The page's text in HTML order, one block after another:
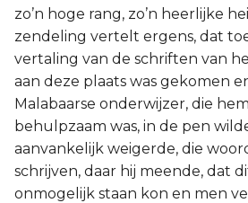
zo’n hoge rang, zo’n heerlijke
zendeling vertelt ergens, dat
vertaling van de schriften van
aan deze plaats was gekomen
Malabaarse onderwijzer, die
behulpzaam was, in de pen
aanvankelijk weigerde, die
schrijven, daar hij meende, dat
onmogelijk staan kon en men